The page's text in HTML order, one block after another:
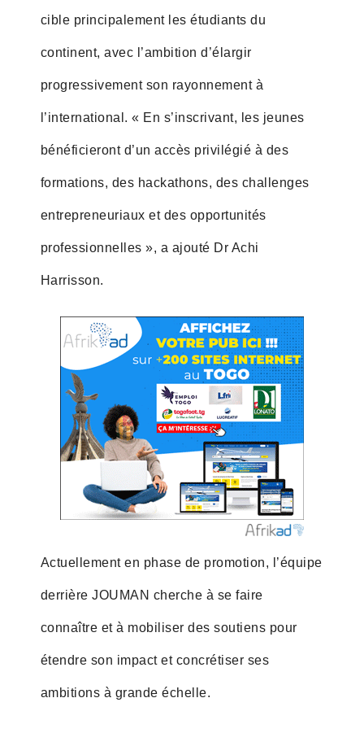
cible principalement les étudiants du
continent, avec l’ambition d’élargir
progressivement son rayonnement à
l’international. « En s’inscrivant, les jeunes
bénéficieront d’un accès privilégié à des
formations, des hackathons, des challenges
entrepreneuriaux et des opportunités
professionnelles », a ajouté Dr Achi
Harrisson.
Actuellement en phase de promotion, l’équipe
derrière JOUMAN cherche à se faire
connaître et à mobiliser des soutiens pour
étendre son impact et concrétiser ses
ambitions à grande échelle.